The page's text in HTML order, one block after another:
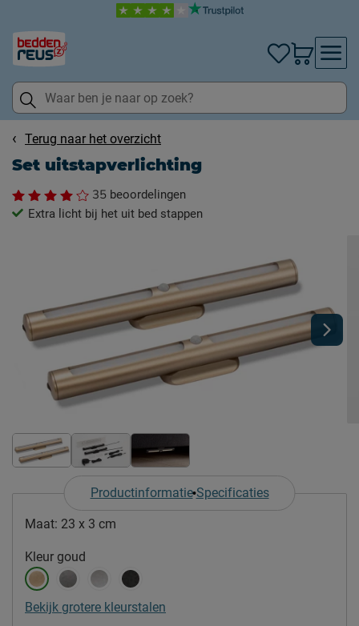
Terug naar het overzicht
Set uitstapverlichting
35 beoordelingen
Extra licht bij het uit bed stappen
Productinformatie Specificaties
Maat: 23 x 3 cm
Kleur goud
Bekijk grotere kleurstalen